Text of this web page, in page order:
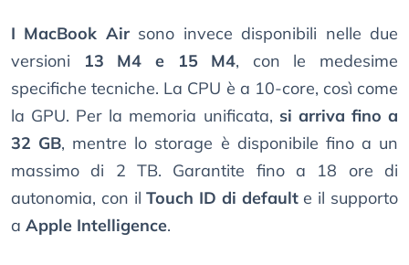
I MacBook Airsono invece disponibili nelle due
versioni
13 M4 e 15 M4, con le medesime
specifiche tecniche. La CPU è a 10-core, così come
la GPU. Per la memoria unificata, si arriva fino a
32 GB, mentre lo storage è disponibile fino a un
massimo di 2 TB. Garantite fino a 18 ore di
autonomia, con ilTouch ID di defaulte il supporto
a Apple Intelligence.